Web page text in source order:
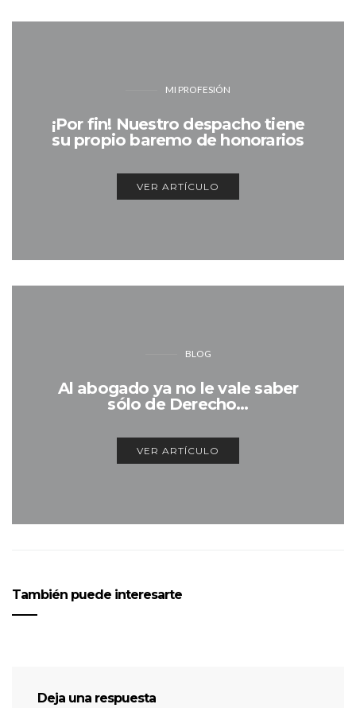
MI PROFESIÓN
¡Por fin! Nuestro despacho tiene
su propio baremo de honorarios
VER ARTÍCULO
BLOG
Al abogado ya no le vale saber
sólo de Derecho…
VER ARTÍCULO
También puede interesarte
Deja una respuesta